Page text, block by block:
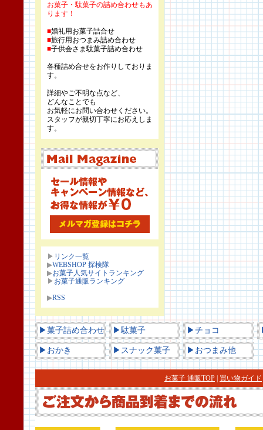
お菓子・駄菓子の詰め合わせもあ
ります！
■婚礼用お菓子詰合せ
■旅行用おつまみ詰め合わせ
■子供会さま駄菓子詰め合わせ
各種詰め合せをお作りしておりま
す。
詳細やご不明な点など、
どんなことでも
お気軽にお問い合わせください。
スタッフが親切丁寧にお応えしま
す。
▶ リンク一覧
▶WEBSHOP 探検隊
▶お菓子人気サイトランキング
▶ お菓子通販ランキング
▶RSS
▶菓子詰め合わせ ▶駄菓子 ▶チョコ
▶おかき ▶スナック菓子 ▶おつまみ他
お菓子 通販TOP 買い物ガイド